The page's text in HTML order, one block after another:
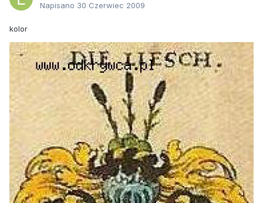
Napisano 30 Czerwiec 2009
kolor